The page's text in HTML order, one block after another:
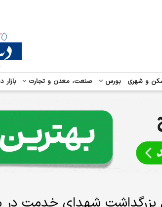
و شهری بورس صنعت، معدن و تجارت بازار